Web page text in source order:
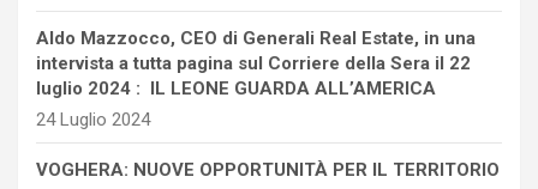
Aldo Mazzocco, CEO di Generali Real Estate, in una
intervista a tutta pagina sul Corriere della Sera il 22
luglio 2024 : IL LEONE GUARDA ALL’AMERICA
24 Luglio 2024
VOGHERA: NUOVE OPPORTUNITÀ PER IL TERRITORIO